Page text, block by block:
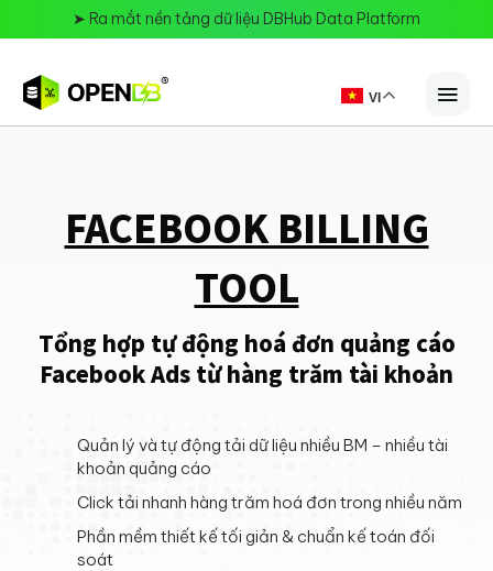
➤ Ra mắt nền tảng dữ liệu DBHub Data Platform
VI
FACEBOOK BILLING
TOOL
Tổng hợp tự động hoá đơn quảng cáo
Facebook Ads từ hàng trăm tài khoản
Quản lý và tự động tải dữ liệu nhiều BM – nhiều tài
khoản quảng cáo
Click tải nhanh hàng trăm hoá đơn trong nhiều năm
Phần mềm thiết kế tối giản & chuẩn kế toán đối
soát